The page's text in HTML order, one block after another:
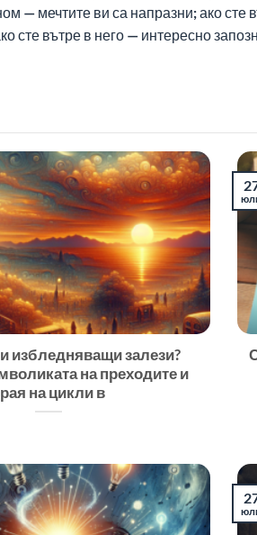
— мечтите ви са напразни; ако
сте вътре в него — интересно
избледняващи залези?
на преходите и
на цикли в